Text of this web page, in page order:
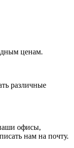
ценам.
различные
офисы,
нам на почту.